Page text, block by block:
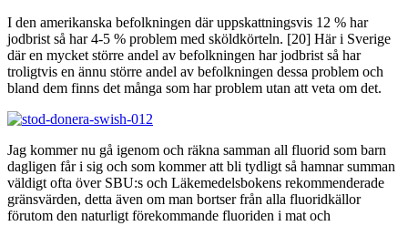
I den amerikanska befolkningen där uppskattningsvis 12 % har
jodbrist så har 4-5 % problem med sköldkörteln. [20] Här i Sverige
där en mycket större andel av befolkningen har jodbrist så har
troligtvis en ännu större andel av befolkningen dessa problem och
bland dem finns det många som har problem utan att veta om det.
Jag kommer nu gå igenom och räkna samman all fluorid som barn
dagligen får i sig och som kommer att bli tydligt så hamnar summan
väldigt ofta över SBU:s och Läkemedelsbokens rekommenderade
gränsvärden, detta även om man bortser från alla fluoridkällor
förutom den naturligt förekommande fluoriden i mat och